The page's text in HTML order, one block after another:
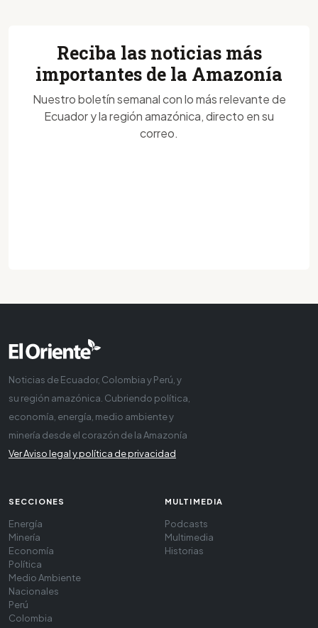
Reciba las noticias más
importantes de la Amazonía
Nuestro boletín semanal con lo más relevante de
Ecuador y la región amazónica, directo en su
correo.
Noticias de Ecuador, Colombia y Perú, y
su región amazónica. Cubriendo política,
economía, energía, medio ambiente y
minería desde el corazón de la Amazonía
Ver Aviso legal y política de privacidad
SECCIONES
Energía
Minería
Economía
Política
Medio Ambiente
Nacionales
Perú
Colombia
MULTIMEDIA
Podcasts
Multimedia
Historias